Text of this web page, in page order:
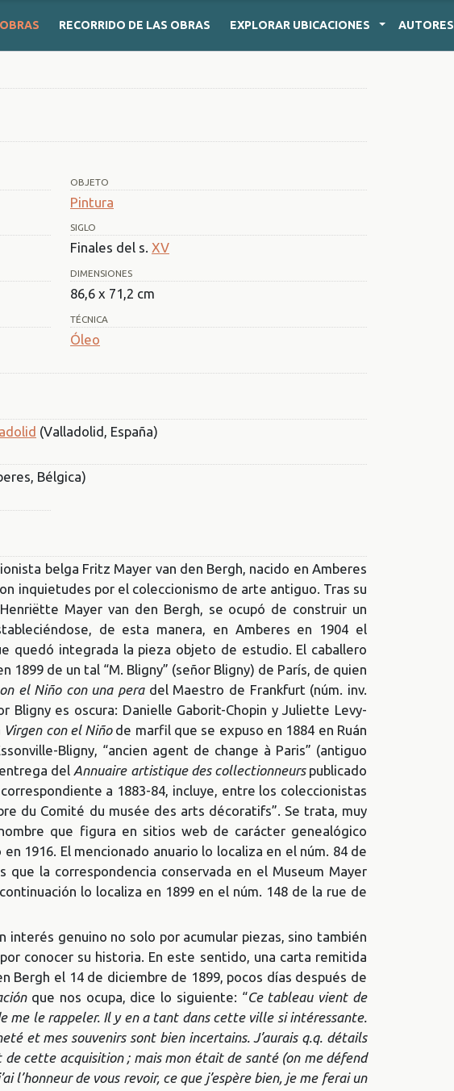
RECORRIDO DE LAS OBRAS EXPLORAR UBICACIONES AUTORES
OBJETO
Pintura
SIGLO
Finales del s. XV
DIMENSIONES
86,6 x 71,2 cm
TÉCNICA
Óleo
(Valladolid, España)
Bélgica)
belga Fritz Mayer van den Bergh, nacido en Amberes
inquietudes por el coleccionismo de arte antiguo. Tras su
Mayer van den Bergh, se ocupó de construir un
de esta manera, en Amberes en 1904 el
quedó integrada la pieza objeto de estudio. El caballero
1899 de un tal “M. Bligny” (señor Bligny) de París, de quien
el Niño con una peradel Maestro de Frankfurt (núm. inv.
Bligny es oscura: Danielle Gaborit-Chopin y Juliette Levy-
Virgen con el Niñode marfil que se expuso en 1884 en Ruán
Bligny, “ancien agent de change à Paris” (antiguo
del Annuaire artistique des collectionneurs publicado
a 1883-84, incluye, entre los coleccionistas
du Comité du musée des arts décoratifs”. Se trata, muy
que figura en sitios web de carácter genealógico
1916. El mencionado anuario lo localiza en el núm. 84 de
que la correspondencia conservada en el Museum Mayer
lo localiza en 1899 en el núm. 148 de la rue de
interés genuino no solo por acumular piezas, sino también
conocer su historia. En este sentido, una carta remitida
Bergh el 14 de diciembre de 1899, pocos días después de
que nos ocupa, dice lo siguiente: “Ce tableau vient de
me le rappeler. Il y en a tant dans cette ville si intéressante.
et mes souvenirs sont bien incertains. J’aurais q.q. détails
de cette acquisition ; mais mon était de santé (on me défend
l’honneur de vous revoir, ce que j’espère bien, je me ferai un